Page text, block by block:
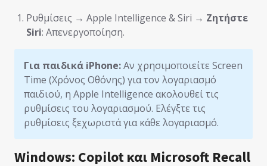
Ρυθμίσεις → Apple Intelligence & Siri → Ζητήστε
Siri: Απενεργοποίηση.
Για παιδικά iPhone:Αν χρησιμοποιείτε Screen
Time (Χρόνος Οθόνης) για τον λογαριασμό
παιδιού, η Apple Intelligence ακολουθεί τις
ρυθμίσεις του λογαριασμού. Ελέγξτε τις
ρυθμίσεις ξεχωριστά για κάθε λογαριασμό.
Windows: Copilot και Microsoft Recall